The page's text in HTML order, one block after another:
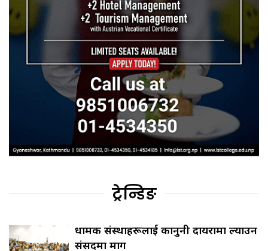
ट्रेन्डिङ
धार्मिक संस्थाहरूलाई कानुनी दायरामा ल्याउन
संसदमा माग